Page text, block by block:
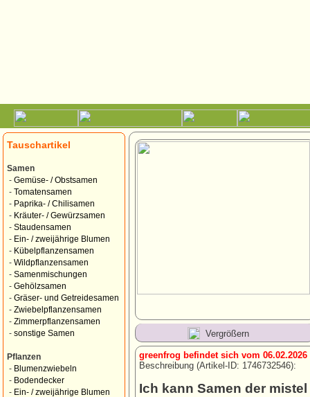
Tauschartikel
Samen
- Gemüse- / Obstsamen
- Tomatensamen
- Paprika- / Chilisamen
- Kräuter- / Gewürzsamen
- Staudensamen
- Ein- / zweijährige Blumen
- Kübelpflanzensamen
- Wildpflanzensamen
- Samenmischungen
- Gehölzsamen
- Gräser- und Getreidesamen
- Zwiebelpflanzensamen
- Zimmerpflanzensamen
- sonstige Samen
Pflanzen
- Blumenzwiebeln
- Bodendecker
- Ein- / zweijährige Blumen
Vergrößern
greenfrog befindet sich vom
Beschreibung (Artikel-ID: 1746732546):
Ich kann Samen der